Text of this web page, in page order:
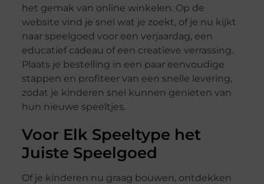
het gemak van online winkelen. Op de
website vind je snel wat je zoekt, of je nu kijkt
naar speelgoed voor een verjaardag, een
educatief cadeau of een creatieve verrassing.
Plaats je bestelling in een paar eenvoudige
stappen en profiteer van een snelle levering,
zodat je kinderen snel kunnen genieten van
hun nieuwe speeltjes.
Voor Elk Speeltype het
Juiste Speelgoed
Of je kinderen nu graag bouwen, ontdekken